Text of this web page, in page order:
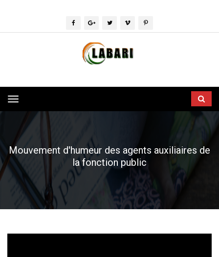
Toggle
navigation
Mouvement d'humeur des agents auxiliaires de
la fonction public